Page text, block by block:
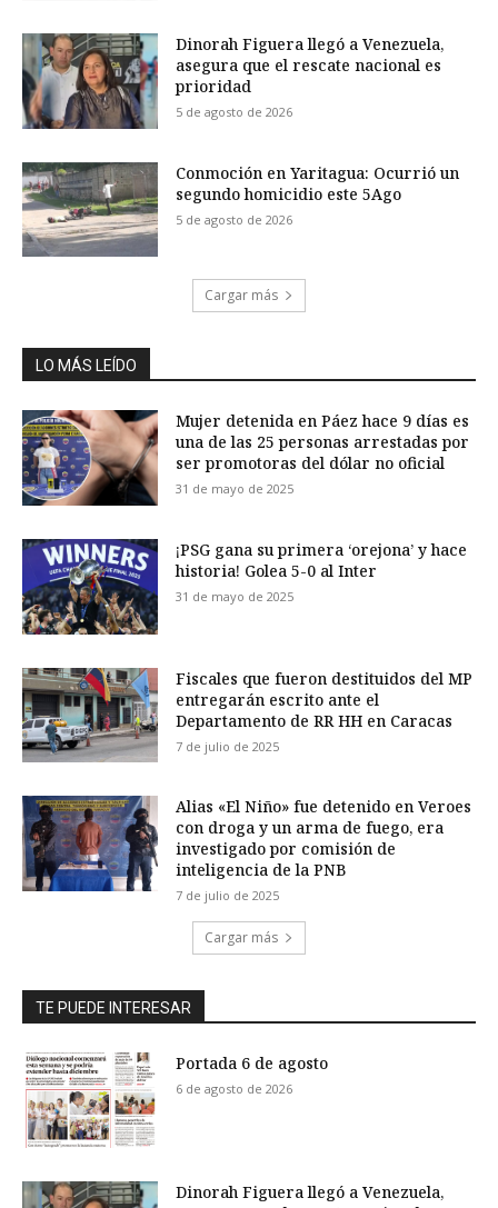
Dinorah Figuera llegó a Venezuela,
asegura que el rescate nacional es
prioridad
5 de agosto de 2026
Conmoción en Yaritagua: Ocurrió un
segundo homicidio este 5Ago
5 de agosto de 2026
Cargar más
LO MÁS LEÍDO
Mujer detenida en Páez hace 9 días es
una de las 25 personas arrestadas por
ser promotoras del dólar no oficial
31 de mayo de 2025
¡PSG gana su primera ‘orejona’ y hace
historia! Golea 5-0 al Inter
31 de mayo de 2025
Fiscales que fueron destituidos del MP
entregarán escrito ante el
Departamento de RR HH en Caracas
7 de julio de 2025
Alias «El Niño» fue detenido en Veroes
con droga y un arma de fuego, era
investigado por comisión de
inteligencia de la PNB
7 de julio de 2025
Cargar más
TE PUEDE INTERESAR
Portada 6 de agosto
6 de agosto de 2026
Dinorah Figuera llegó a Venezuela,